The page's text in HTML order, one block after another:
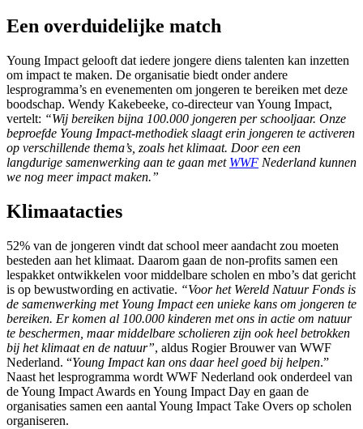
Een overduidelijke match
Young Impact gelooft dat iedere jongere diens talenten kan inzetten
om impact te maken. De organisatie biedt onder andere
lesprogramma’s en evenementen om jongeren te bereiken met deze
boodschap. Wendy Kakebeeke, co-directeur van Young Impact,
vertelt: “Wij bereiken bijna 100.000 jongeren per schooljaar. Onze
beproefde Young Impact-methodiek slaagt erin jongeren te activeren
op verschillende thema’s, zoals het klimaat. Door een een
langdurige samenwerking aan te gaan met WWF Nederland kunnen
we nog meer impact maken.”
Klimaatacties
52% van de jongeren vindt dat school meer aandacht zou moeten
besteden aan het klimaat. Daarom gaan de non-profits samen een
lespakket ontwikkelen voor middelbare scholen en mbo’s dat gericht
is op bewustwording en activatie. “Voor het Wereld Natuur Fonds is
de samenwerking met Young Impact een unieke kans om jongeren te
bereiken. Er komen al 100.000 kinderen met ons in actie om natuur
te beschermen, maar middelbare scholieren zijn ook heel betrokken
bij het klimaat en de natuur”, aldus Rogier Brouwer van WWF
Nederland. “Young Impact kan ons daar heel goed bij helpen.”
Naast het lesprogramma wordt WWF Nederland ook onderdeel van
de Young Impact Awards en Young Impact Day en gaan de
organisaties samen een aantal Young Impact Take Overs op scholen
organiseren.